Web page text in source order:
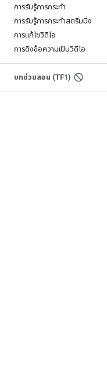
การรับรู้การกระทำ
การรับรู้การกระทำสตรีมมิ่ง
การแก้ไขวิดีโอ
การดึงข้อความเป็นวิดีโอ
บทช่วยสอน (TF1)